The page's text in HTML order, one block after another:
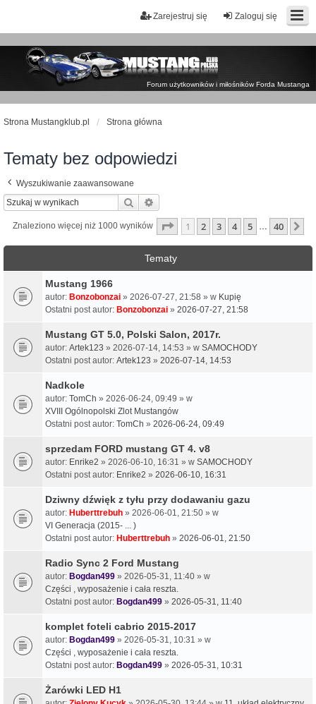
Zaloguj się
Zarejestruj się
Forum użytkowników i miłośników Forda Mustanga
Strona Mustangklub.pl Strona główna
Tematy bez odpowiedzi
Wyszukiwanie zaawansowane
Szukaj
Znaleziono więcej niż 1000 wyników Strona1 z40
1 2 3 4 5 … 40
Tematy
Mustang 1966
autor: Bonzobonzai » 2026-07-27, 21:58 » w Kupię
Ostatni post autor: Bonzobonzai » 2026-07-27, 21:58
Mustang GT 5.0, Polski Salon, 2017r.
autor: Artek123 » 2026-07-14, 14:53 » w SAMOCHODY
Ostatni post autor: Artek123 » 2026-07-14, 14:53
Nadkole
autor: TomCh » 2026-06-24, 09:49 » w
XVIII Ogólnopolski Zlot Mustangów
Ostatni post autor: TomCh » 2026-06-24, 09:49
sprzedam FORD mustang GT 4. v8
autor: Enrike2 » 2026-06-10, 16:31 » w SAMOCHODY
Ostatni post autor: Enrike2 » 2026-06-10, 16:31
Dziwny dźwięk z tyłu przy dodawaniu gazu
autor: Huberttrebuh » 2026-06-01, 21:50 » w
VI Generacja (2015- ... )
Ostatni post autor: Huberttrebuh » 2026-06-01, 21:50
Radio Sync 2 Ford Mustang
autor: Bogdan499 » 2026-05-31, 11:40 » w
Części , wyposażenie i cała reszta.
Ostatni post autor: Bogdan499 » 2026-05-31, 11:40
komplet foteli cabrio 2015-2017
autor: Bogdan499 » 2026-05-31, 10:31 » w
Części , wyposażenie i cała reszta.
Ostatni post autor: Bogdan499 » 2026-05-31, 10:31
Żarówki LED H1